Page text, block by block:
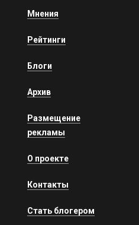
Мнения
Рейтинги
Блоги
Архив
Размещение
рекламы
О проекте
Контакты
Стать блогером